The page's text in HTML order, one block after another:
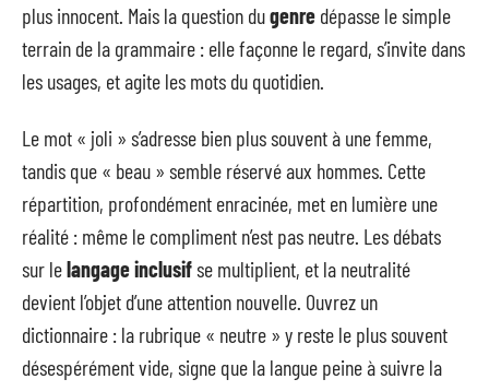
plus innocent. Mais la question dugenre dépasse le simple
terrain de la grammaire : elle façonne le regard, s’invite dans
les usages, et agite les mots du quotidien.
Le mot « joli » s’adresse bien plus souvent à une femme,
tandis que « beau » semble réservé aux hommes. Cette
répartition, profondément enracinée, met en lumière une
réalité : même le compliment n’est pas neutre. Les débats
sur lelangage inclusifse multiplient, et la neutralité
devient l’objet d’une attention nouvelle. Ouvrez un
dictionnaire : la rubrique « neutre » y reste le plus souvent
désespérément vide, signe que la langue peine à suivre la